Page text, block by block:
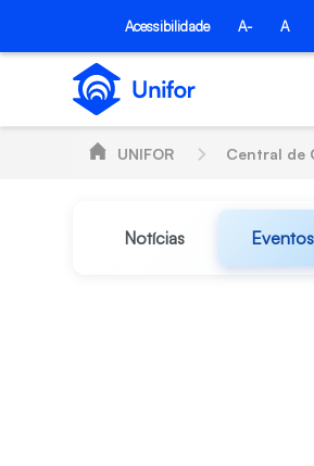
Pular para o Conteúdo principal
Acessibilidade A- A
UNIFOR Central de
Notícias Eventos